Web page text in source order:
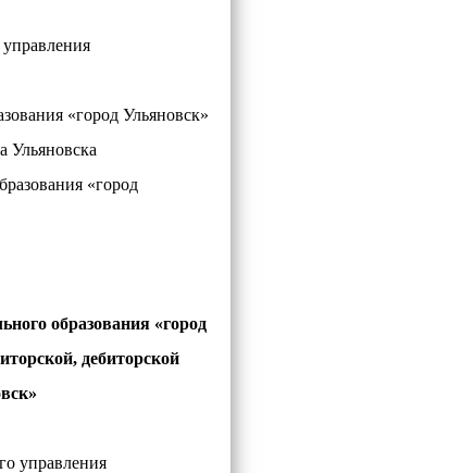
«город Ульяновск»
«город
образования «город
дебиторской
управления